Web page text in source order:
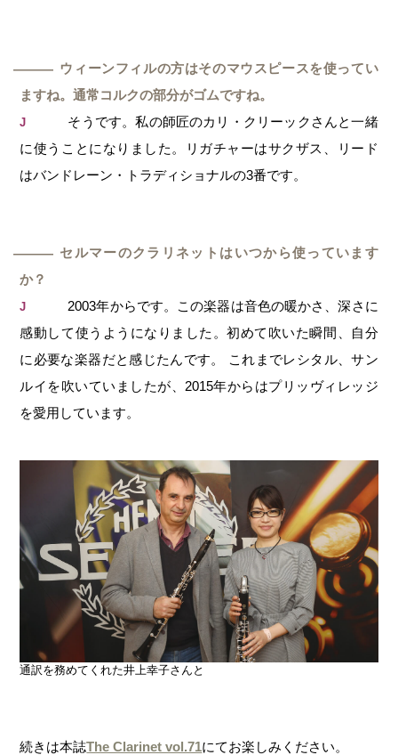
― ウィーンフィルの方はそのマウスピースを使ってい
ますね。通常コルクの部分がゴムですね。
J
そうです。私の師匠のカリ・クリーックさんと一緒
に使うことになりました。リガチャーはサクザス、リード
はバンドレーン・トラディショナルの3番です。
― セルマーのクラリネットはいつから使っています
か？
J
2003年からです。この楽器は音色の暖かさ、深さに
感動して使うようになりました。初めて吹いた瞬間、自分
に必要な楽器だと感じたんです。 これまでレシタル、サン
ルイを吹いていましたが、2015年からはプリッヴィレッジ
を愛用しています。
通訳を務めてくれた井上幸子さんと
続きは本誌The Clarinet vol.71にてお楽しみください。